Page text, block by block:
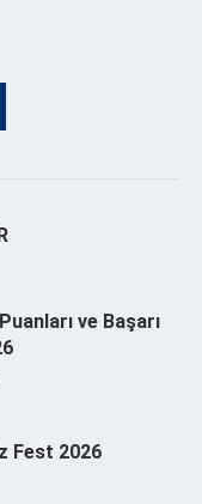
ve Başarı
Fest 2026